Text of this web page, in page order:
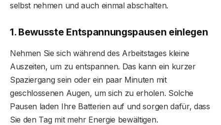
selbst nehmen und auch einmal abschalten.
1. Bewusste Entspannungspausen einlegen
Nehmen Sie sich während des Arbeitstages kleine
Auszeiten, um zu entspannen. Das kann ein kurzer
Spaziergang sein oder ein paar Minuten mit
geschlossenen Augen, um sich zu erholen. Solche
Pausen laden Ihre Batterien auf und sorgen dafür, dass
Sie den Tag mit mehr Energie bewältigen.